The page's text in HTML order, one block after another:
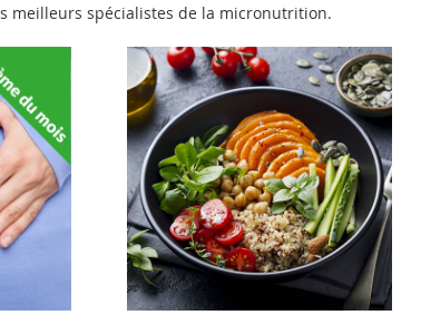
meilleurs spécialistes de la micronutrition.